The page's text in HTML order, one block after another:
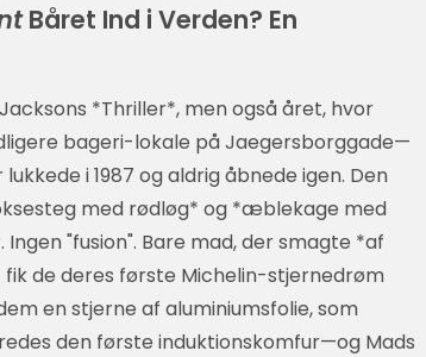
Båret Ind i Verden? En
*Thriller*, men også året, hvor
bageri-lokale på Jaegersborggade—
i 1987 og aldrig åbnede igen. Den
med rødløg* og *æblekage med
"fusion". Bare mad, der smagte *af
fik de deres første Michelin-stjernedrøm
en stjerne af aluminiumsfolie, som
den første induktionskomfur—og Mads